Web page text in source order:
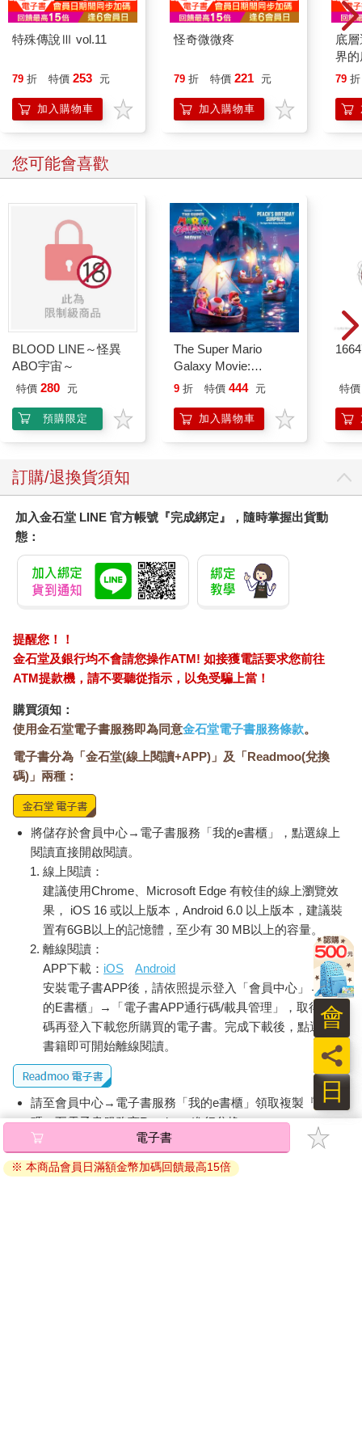
特殊傳說Ⅲ vol.11
79 折 特價 253 元
加入購物車
怪奇微微疼
79 折 特價 221 元
加入購物車
底
界
79 折
您可能會喜歡
BLOOD LINE～怪異
ABO宇宙～
特價 280 元
預購限定
The Super Mario
Galaxy Movie:
Peach`s Birthday
Mario Galaxy Movie
Storybook
9 折 特價 444 元
加入購物車
特價
訂購/退換貨須知
加入金石堂 LINE 官方帳號『完成綁定』，隨時掌握出貨動
態：
提醒您！！
金石堂及銀行均不會請您操作ATM! 如接獲電話要求您前往
ATM提款機，請不要聽從指示，以免受騙上當！
購買須知：
使用金石堂電子書服務即為同意金石堂電子書服務條款。
電子書分為「金石堂(線上閱讀+APP)」及「Readmoo(兌換
碼)」兩種：
將儲存於會員中心→電子書服務「我的e書櫃」，點選線上
閱讀直接開啟閱讀。
線上閱讀：
建議使用Chrome、Microsoft Edge 有較佳的線上瀏覽效
果， iOS 16 或以上版本，Android 6.0 以上版本，建議裝
置有6GB以上的記憶體，至少有 30 MB以上的容量。
離線閱讀：
APP下載： iOS
Android
安裝電子書APP後，請依照提示登入「會員中心」→「我
的E書櫃」→「電子書APP通行碼/載具管理」，取得通行
碼再登入下載您所購買的電子書。完成下載後，點選任一
書籍即可開始離線閱讀。
請至會員中心→電子書服務「我的e書櫃」領取複製『兌換
碼』至電子書服務商Readmoo進行兌換。
退換貨須知：
因版權保護，您在金石堂所購買的電子書僅能以金石堂專屬
電子書
※ 本商品會員日滿額金幣加碼回饋最高15倍
日
員
會